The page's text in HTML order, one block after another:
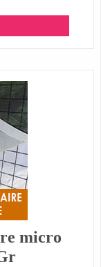
micro